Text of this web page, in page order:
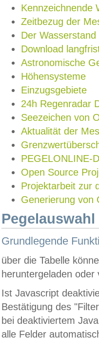
Kennzeichnende
Zeitbezug der
Der Wasserstand
Download
Astronomische
Höhensysteme
Einzugsgebiete
24h Regenradar
Seezeichen von
Aktualität der
PEGELONLINE-
Open Source
Projektarbeit zur
Generierung von
Grundlegende
über die Tabelle
heruntergeladen oder
Ist Javascript
Bestätigung des
bei deaktiviertem
alle Felder